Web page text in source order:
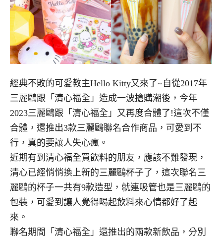
經典不敗的可愛教主Hello Kitty又來了~自從2017年
三麗鷗跟「清心福全」造成一波搶購潮後，今年
2023三麗鷗跟「清心福全」又再度合體了!這次不僅
合體，還推出3款三麗鷗聯名合作商品，可愛到不
行，真的要讓人失心瘋。
近期有到清心福全買飲料的朋友，應該不難發現，
清心已經悄悄換上新的三麗鷗杯子了，這次聯名三
麗鷗的杯子一共有9款造型，就連吸管也是三麗鷗的
包裝，可愛到讓人覺得喝起飲料來心情都好了起
來。
聯名期間「清心福全」還推出的兩款新飲品，分別